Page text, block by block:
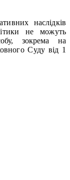
наслідків
не можуть
зокрема на
Суду від 1